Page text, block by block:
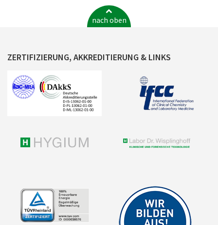
nach oben
ZERTIFIZIERUNG, AKKREDITIERUNG & LINKS